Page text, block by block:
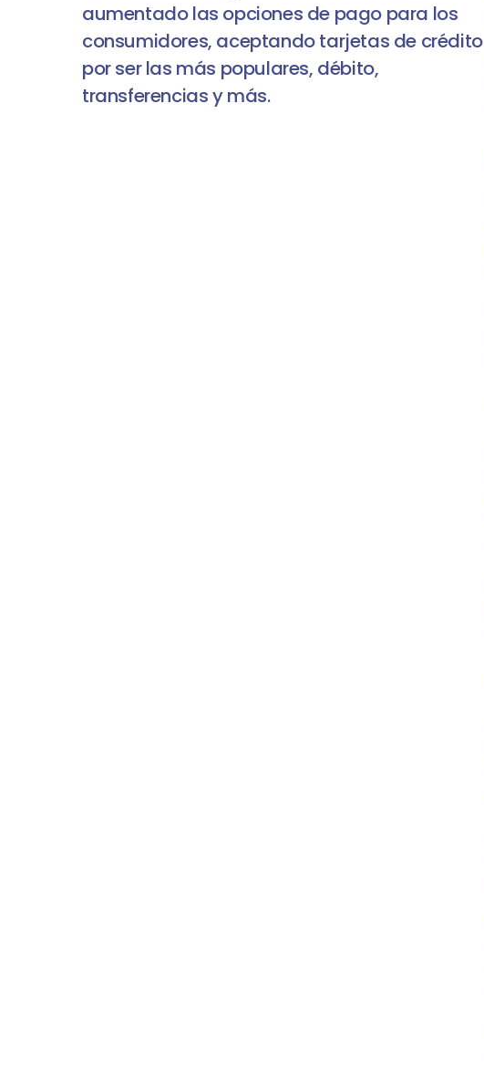
aumentado las opciones de pago para los
consumidores, aceptando tarjetas de crédito
por ser las más populares, débito,
transferencias y más.